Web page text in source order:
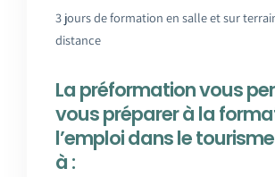
3 jours de formation en salle et sur
distance
La préformation vous
vous préparer à la
l’emploi dans le
à :